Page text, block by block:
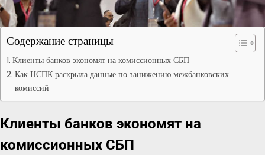
Содержание страницы
Клиенты банков экономят на комиссионных СБП
Как НСПК раскрыла данные по занижению межбанковских
комиссий
Клиенты банков экономят на
комиссионных СБП